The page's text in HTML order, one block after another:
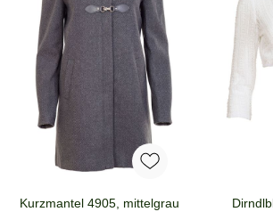
Kurzmantel 4905, mittelgrau